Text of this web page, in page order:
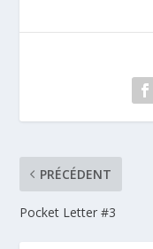
PRÉCÉDENT
Pocket Letter #3